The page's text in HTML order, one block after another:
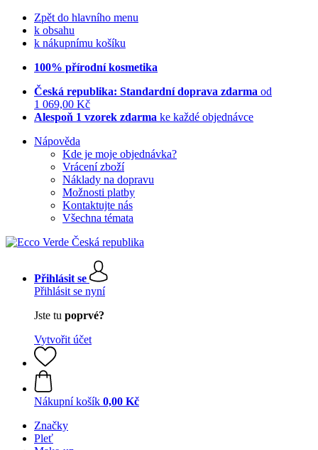
Zpět do hlavního menu
k obsahu
k nákupnímu košíku
100% přírodní kosmetika
Česká republika: Standardní doprava zdarma od
1 069,00 Kč
Alespoň 1 vzorek zdarma ke každé objednávce
Nápověda
Kde je moje objednávka?
Vrácení zboží
Náklady na dopravu
Možnosti platby
Kontaktujte nás
Všechna témata
Přihlásit se
Přihlásit se nyní
Jste tu poprvé?
Vytvořit účet
Nákupní košík 0,00 Kč
Značky
Pleť